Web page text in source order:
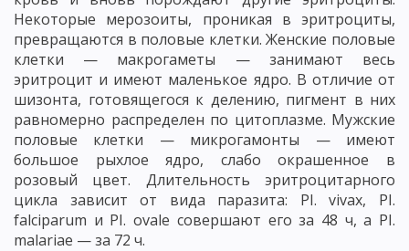
Некоторые мерозоиты, проникая в эритроциты,
превращаются в половые клетки. Женские половые
клетки — макрогаметы — занимают весь
эритроцит и имеют маленькое ядро. В отличие от
шизонта, готовящегося к делению, пигмент в них
равномерно распределен по цитоплазме. Мужские
половые клетки — микрогамонты — имеют
большое рыхлое ядро, слабо окрашенное в
розовый цвет. Длительность эритроцитарного
цикла зависит от вида паразита: PI. vivax, PI.
falciparum и PI. ovale совершают его за 48 ч, а PI.
malariae — за 72 ч.